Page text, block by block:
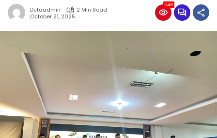
Dutaadmin
2 Min Read
October 21, 2025
546